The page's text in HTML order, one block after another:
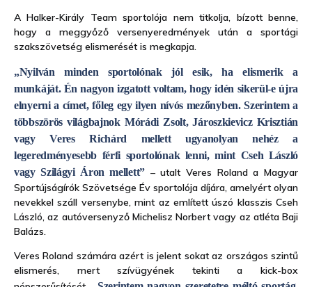
A Halker-Király Team sportolója nem titkolja, bízott benne,
hogy a meggyőző versenyeredmények után a sportági
szakszövetség elismerését is megkapja.
„Nyilván minden sportolónak jól esik, ha elismerik a
munkáját. Én nagyon izgatott voltam, hogy idén sikerül-e újra
elnyerni a címet, főleg egy ilyen nívós mezőnyben. Szerintem a
többszörös világbajnok Mórádi Zsolt, Jároszkievicz Krisztián
vagy Veres Richárd mellett ugyanolyan nehéz a
legeredményesebb férfi sportolónak lenni, mint Cseh László
vagy Szilágyi Áron mellett”– utalt Veres Roland a Magyar
Sportújságírók Szövetsége Év sportolója díjára, amelyért olyan
nevekkel száll versenybe, mint az említett úszó klasszis Cseh
László, az autóversenyző Michelisz Norbert vagy az atléta Baji
Balázs.
Veres Roland számára azért is jelent sokat az országos szintű
elismerés, mert szívügyének tekinti a kick-box